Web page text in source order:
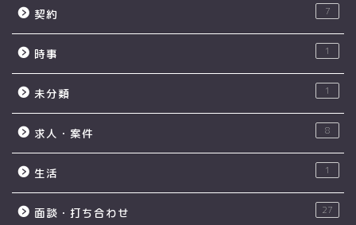
契約 7
時事 1
未分類 1
求人・案件 8
生活 1
面談・打ち合わせ 27